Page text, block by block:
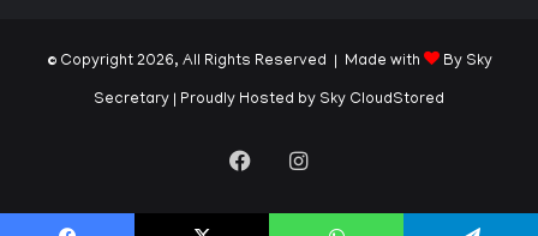
© Copyright 2026, All Rights Reserved | Made with By Sky
Secretary | Proudly Hosted by Sky CloudStored
FacebookInstagram